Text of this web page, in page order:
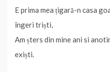
E prima mea țigară-n casa
îngeri triști,
Am șters din mine ani si
exiști.